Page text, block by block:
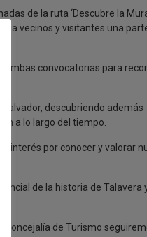
de la ruta ‘Descubre la
a vecinos y visitantes una
ambas convocatorias para
descubriendo además
a lo largo del tiempo.
interés por conocer y valorar
de la historia de Talavera
de Turismo